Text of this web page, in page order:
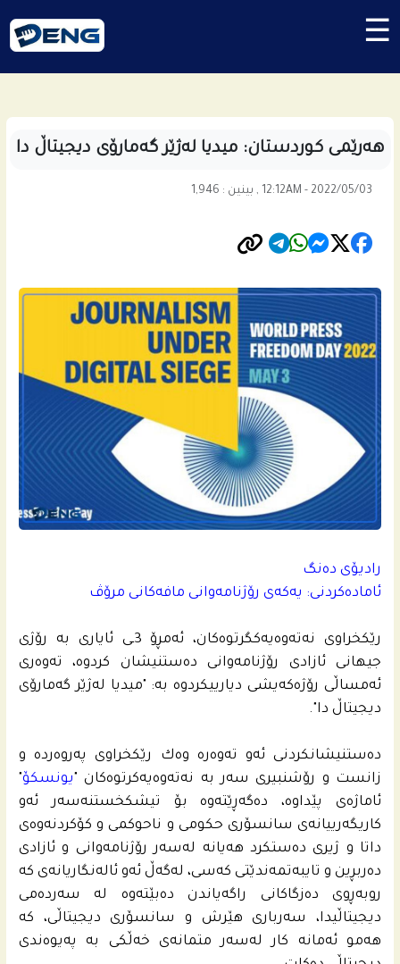
☰
هه‌رێمى كوردستان: میدیا له‌ژێر گه‌مارۆی دیجیتاڵ دا
12:12AM - 2022/05/03 , بینین : 1,946
رادیۆی ده‌نگ
ئاماده‌كردنى: یه‌كه‌ى رۆژنامه‌وانى مافه‌كانى مرۆڤ
رێكخراوى نه‌ته‌وه‌یه‌كگرتوه‌كان، ئه‌مڕۆ 3ـى ئایاری به‌ رۆژى
جیهانى ئازادی رۆژنامه‌وانى ده‌ستنیشان كردوه‌، ته‌وه‌رى
ئه‌مساڵی رۆژه‌كه‌یشی دیارییكردوه‌ به‌: "میدیا له‌ژێر گه‌مارۆی
دیجیتاڵ دا".
ده‌ستنیشانكردنى ئه‌و ته‌وه‌ره‌ وه‌ك رێكخراوى په‌روه‌رده‌ و
زانست و رۆشنبیری سه‌ر به‌ نه‌ته‌وه‌یه‌كرتوه‌كان "یونسكۆ"
ئاماژه‌ى پێداوه‌، ده‌گه‌ڕێته‌وه‌ بۆ تیشكخستنه‌سه‌ر ئه‌و
كاریگه‌رییانه‌ى سانسۆری حكومى و ناحوكمی و كۆكردنه‌وه‌ى
داتا و ژیری ده‌ستكرد هه‌یانه‌ له‌سه‌ر رۆژنامه‌وانى و ئازادی
ده‌ربڕین و تایبه‌تمه‌ندێتى كه‌سى، له‌گه‌ڵ ئه‌و ئاله‌نگاریانه‌ى كه‌
روبه‌ڕوى ده‌زگاكانى راگه‌یاندن ده‌بێته‌وه‌ له‌ سه‌رده‌می
دیجیتاڵیدا، سه‌رباری هێرش و سانسۆری دیجیتاڵی، كه‌
هه‌مو ئه‌مانه‌ كار له‌سه‌ر متمانه‌ى خه‌ڵكى به‌ په‌یوه‌ندی